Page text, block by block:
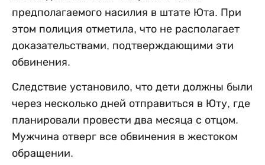
предполагаемого насилия в штате Юта. При
этом полиция отметила, что не располагает
доказательствами, подтверждающими эти
обвинения.
Следствие установило, что дети должны были
через несколько дней отправиться в Юту, где
планировали провести два месяца с отцом.
Мужчина отверг все обвинения в жестоком
обращении.